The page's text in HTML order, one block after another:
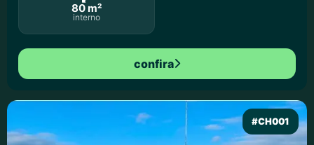
80 m²
interno
confira
#CH001